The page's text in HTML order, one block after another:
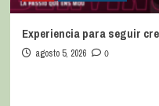
Experiencia para seguir
agosto 5, 2026 0